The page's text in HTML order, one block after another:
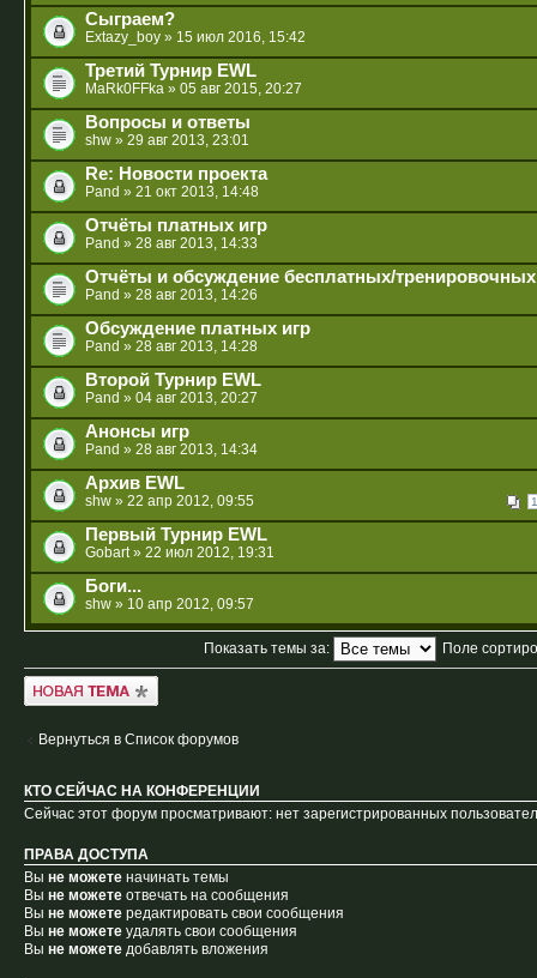
Сыграем?
Extazy_boy » 15 июл 2016, 15:42
Третий Турнир EWL
MaRk0FFka » 05 авг 2015, 20:27
Вопросы и ответы
shw » 29 авг 2013, 23:01
Re: Новости проекта
Pand » 21 окт 2013, 14:48
Отчёты платных игр
Pand » 28 авг 2013, 14:33
Отчёты и обсуждение бесплатных/тренировочных
Pand » 28 авг 2013, 14:26
Обсуждение платных игр
Pand » 28 авг 2013, 14:28
Второй Турнир EWL
Pand » 04 авг 2013, 20:27
Анонсы игр
Pand » 28 авг 2013, 14:34
Архив EWL
1
shw » 22 апр 2012, 09:55
Первый Турнир EWL
Gobart» 22 июл 2012, 19:31
Боги...
shw » 10 апр 2012, 09:57
Показать темы за: Поле
Новая тема
Вернуться в Список форумов
КТО СЕЙЧАС НА КОНФЕРЕНЦИИ
Сейчас этот форум просматривают: нет зарегистрированных
ПРАВА ДОСТУПА
Вы не можете начинать темы
Вы не можете отвечать на сообщения
Вы не можете редактировать свои сообщения
Вы не можете удалять свои сообщения
Вы не можете добавлять вложения